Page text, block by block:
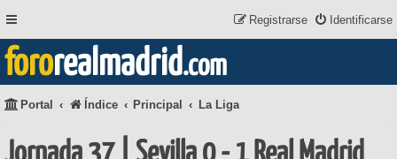
Identificarse
Registrarse
fororealmadrid.com
Portal Índice Principal La Liga